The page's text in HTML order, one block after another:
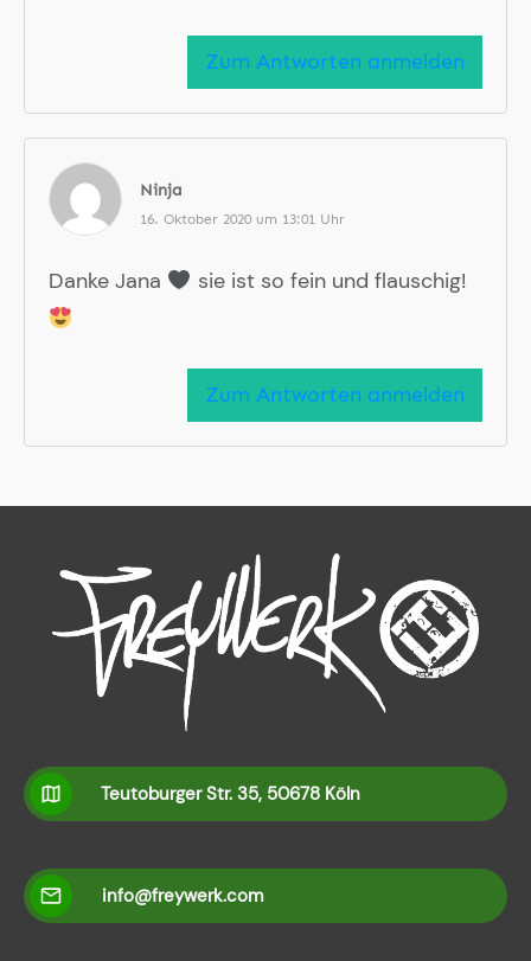
Zum Antworten anmelden
Ninja
16. Oktober 2020 um 13:01 Uhr
Danke Jana sie ist so fein und flauschig!
Zum Antworten anmelden
Teutoburger Str. 35, 50678 Köln
info@freywerk.com